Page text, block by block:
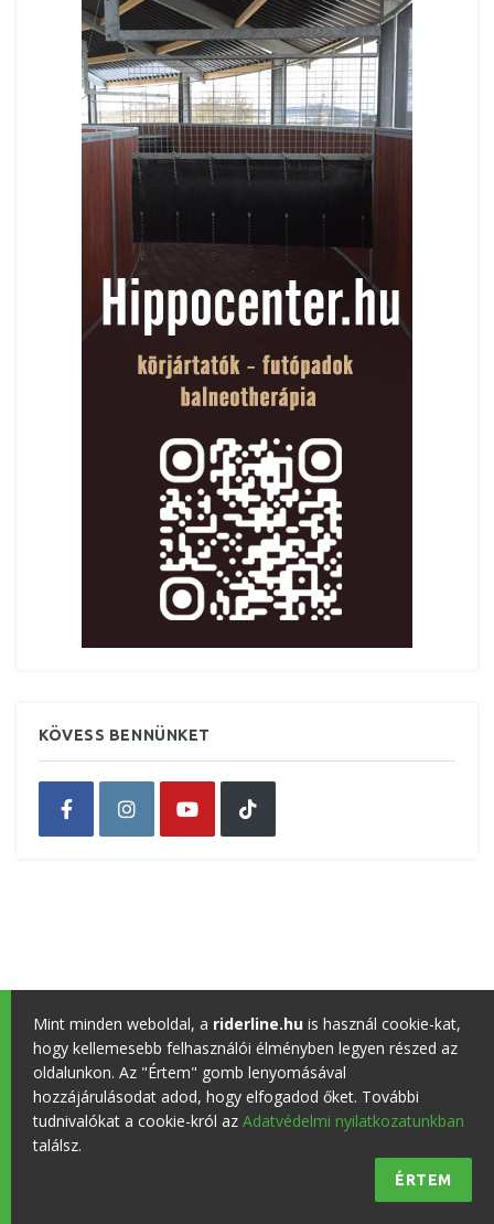
KÖVESS BENNÜNKET
Mint minden weboldal, a riderline.hu is használ cookie-kat,
hogy kellemesebb felhasználói élményben legyen részed az
oldalunkon. Az "Értem" gomb lenyomásával
hozzájárulásodat adod, hogy elfogadod őket. További
tudnivalókat a cookie-król az Adatvédelmi nyilatkozatunkban
találsz.
ÉRTEM